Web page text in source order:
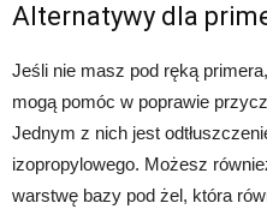
Alternatywy dla
Jeśli nie masz pod ręką
mogą pomóc w poprawie
Jednym z nich jest
izopropylowego. Możesz
warstwę bazy pod żel, która